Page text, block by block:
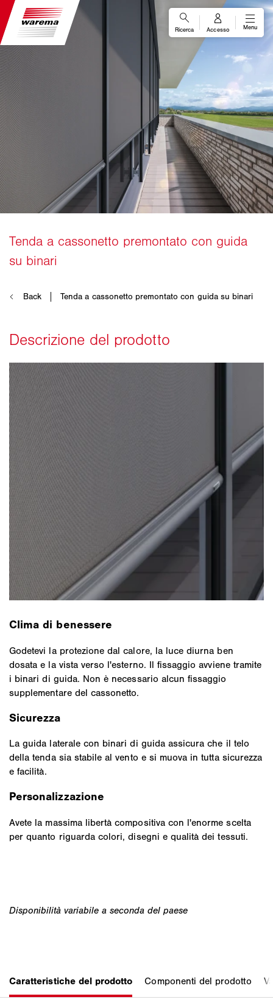
Clima di benessere
Godetevi la protezione dal calore, la luce diurna ben
dosata e la vista verso l'esterno. Il fissaggio avviene tramite
i binari di guida. Non è necessario alcun fissaggio
supplementare del cassonetto.
Sicurezza
La guida laterale con binari di guida assicura che il telo
della tenda sia stabile al vento e si muova in tutta sicurezza
e facilità.
Personalizzazione
Avete la massima libertà compositiva con l'enorme scelta
per quanto riguarda colori, disegni e qualità dei tessuti.